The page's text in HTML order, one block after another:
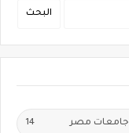
جامعات مصر 14